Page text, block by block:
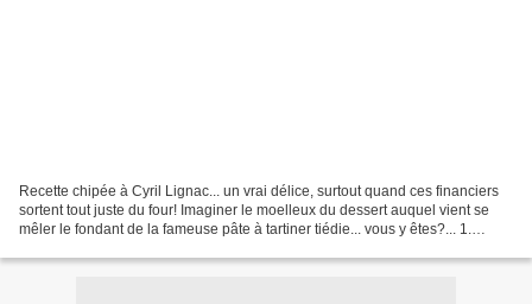
Recette chipée à Cyril Lignac... un vrai délice, surtout quand ces financiers
sortent tout juste du four! Imaginer le moelleux du dessert auquel vient se
mêler le fondant de la fameuse pâte à tartiner tiédie... vous y êtes?... 1.